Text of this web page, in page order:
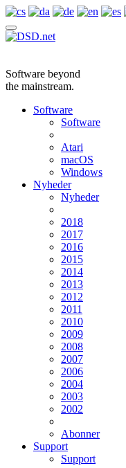
Software beyond
the mainstream.
Software
Software
Atari
macOS
Windows
Nyheder
Nyheder
2018
2017
2016
2015
2014
2013
2012
2011
2010
2009
2008
2007
2006
2004
2003
2002
Abonner
Support
Support